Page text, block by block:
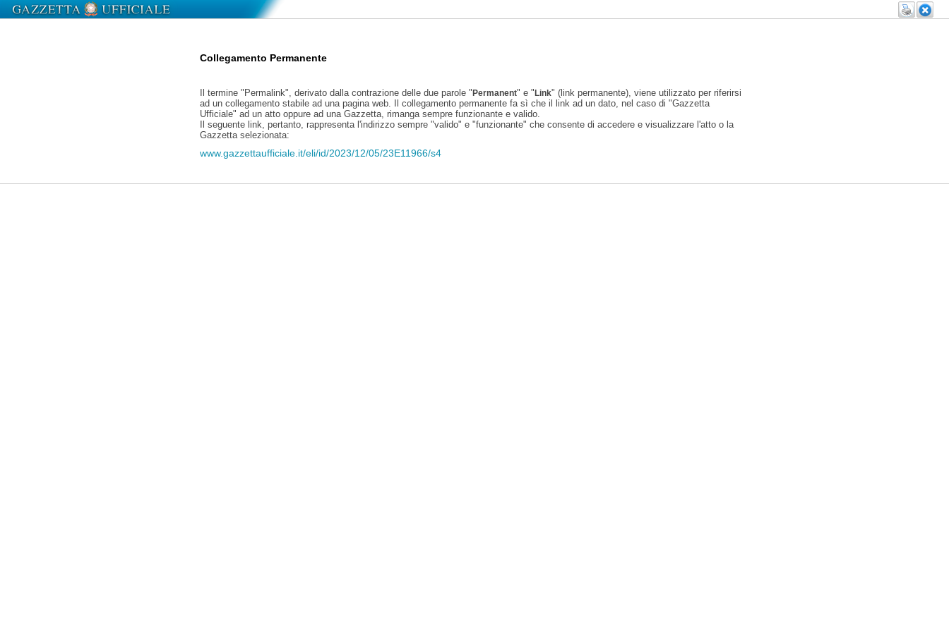
Collegamento Permanente
Il termine "Permalink", derivato dalla contrazione delle due parole "Permanent" e "Link" (link permanente), viene utilizzato per riferirsi
ad un collegamento stabile ad una pagina web. Il collegamento permanente fa sì che il link ad un dato, nel caso di "Gazzetta
Ufficiale" ad un atto oppure ad una Gazzetta, rimanga sempre funzionante e valido.
Il seguente link, pertanto, rappresenta l'indirizzo sempre "valido" e "funzionante" che consente di accedere e visualizzare l'atto o la
Gazzetta selezionata:
www.gazzettaufficiale.it/eli/id/2023/12/05/23E11966/s4